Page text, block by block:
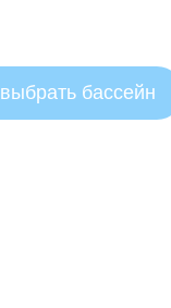
выбрать бассейн